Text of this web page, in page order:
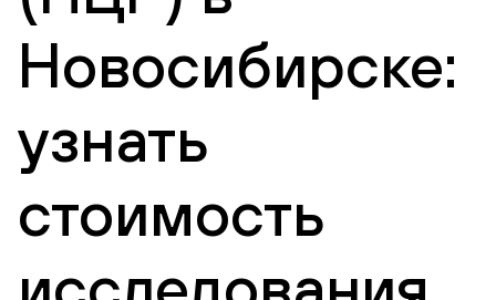
Новосибирске:
узнать
стоимость